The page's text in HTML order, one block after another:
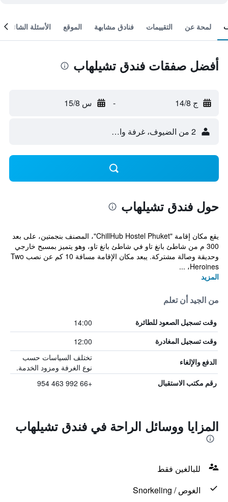
لمحة عن التقييمات فنادق مشابهة الموقع الأسئلة الشائعة
أفضل صفقات فندق تشيلهاب
ج 14/8 - س 15/8
2 من الضيوف، غرفة واحدة
حول فندق تشيلهاب
يقع مكان إقامة "ChillHub Hostel Phuket"، المصنف بنجمتين، على بعد
300 م من شاطئ بانغ تاو في شاطئ بانغ تاو، وهو يتميز بمسبح خارجي
وحديقة وصالة مشتركة. يبعد مكان الإقامة مسافة 10 كم عن نصب Two
Heroines، ...
المزيد
من الجيد أن تعلم
وقت تسجيل الصعود للطائرة 14:00
وقت تسجيل المغادرة 12:00
الدفع والإلغاء
تختلف السياسات حسب
نوع الغرفة ومزود الخدمة.
رقم مكتب الاستقبال +66 992 463 954
المزايا ووسائل الراحة في فندق تشيلهاب
للبالغين فقط
الغوص / Snorkeling